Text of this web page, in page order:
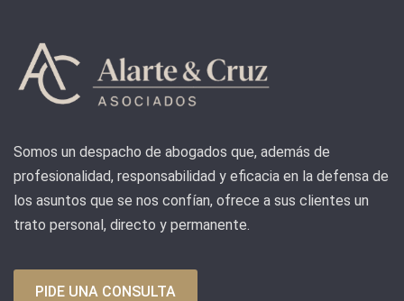
Somos un despacho de abogados que, además de
profesionalidad, responsabilidad y eficacia en la defensa de
los asuntos que se nos confían, ofrece a sus clientes un
trato personal, directo y permanente.
PIDE UNA CONSULTA